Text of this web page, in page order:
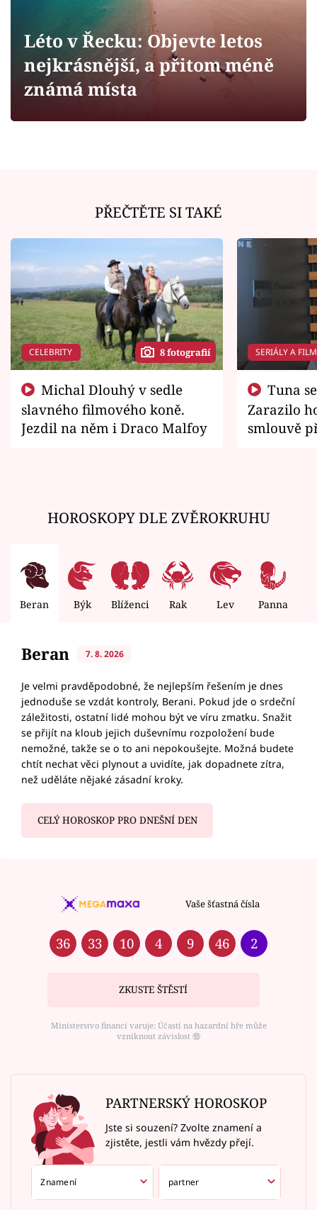
Sledujte prima+
Filmový festival Karlovy Vary
Sledujte nás
Léto v Řecku: Objevte letos
nejkrásnější, a přitom méně
známá místa
PŘEČTĚTE SI TAKÉ
CELEBRITY 8 fotografií
slavného filmového koně.
Jezdil na něm i Draco Malfoy
SERIÁLY A
Zarazilo
smlouvě
HOROSKOPY DLE ZVĚROKRUHU
Beran Býk Blíženci Rak Lev Panna
Beran 7. 8. 2026
Je velmi pravděpodobné, že nejlepším řešením je dnes
jednoduše se vzdát kontroly, Berani. Pokud jde o srdeční
záležitosti, ostatní lidé mohou být ve víru zmatku. Snažit
se přijít na kloub jejich duševnímu rozpoložení bude
nemožné, takže se o to ani nepokoušejte. Možná budete
chtít nechat věci plynout a uvidíte, jak dopadnete zítra,
než uděláte nějaké zásadní kroky.
CELÝ HOROSKOP PRO DNEŠNÍ DEN
Vaše šťastná čísla
36 33 10 4 9 46 2
ZKUSTE ŠTĚSTÍ
Ministerstvo financí varuje: Účastí na hazardní hře může
vzniknout závislost ⑱
PARTNERSKÝ HOROSKOP
Jste si souzení? Zvolte znamení a
zjistěte, jestli vám hvězdy přejí.